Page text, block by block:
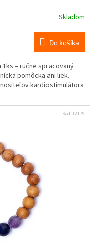
Skladom
Do košíka
– ručne spracovaný
pomôcka ani liek.
kardiostimulátora
Kód: 12179